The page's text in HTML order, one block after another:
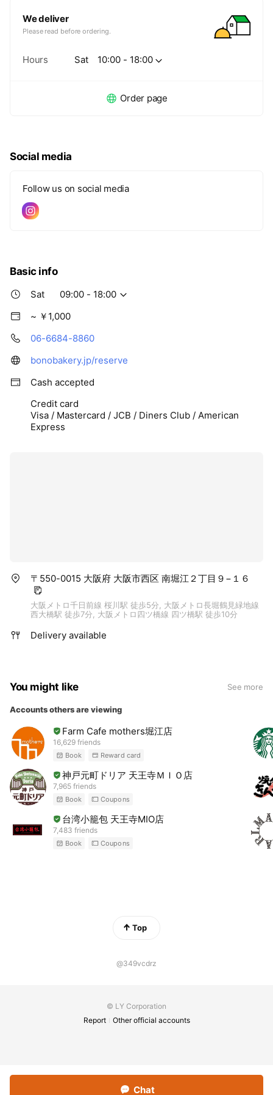
We deliver
Please read before ordering.
Hours Sat 10:00 - 18:00
Order page
Social media
Follow us on social media
Basic info
Sat
09:00 - 18:00
~ ￥1,000
06-6684-8860
bonobakery.jp/reserve
Cash accepted
Credit card
Visa / Mastercard / JCB / Diners Club / American
Express
〒550-0015 大阪府 大阪市西区 南堀江２丁目９−１６
大阪メトロ千日前線 桜川駅 徒歩5分, 大阪メトロ長堀鶴見緑地線
西大橋駅 徒歩7分, 大阪メトロ四ツ橋線 四ツ橋駅 徒歩10分
Delivery available
You might like See more
Accounts others are viewing
Farm Cafe mothers堀江店
16,629 friends
Book Reward card
神戸元町ドリア 天王寺ＭＩＯ店
7,965 friends
Book Coupons
台湾小籠包 天王寺MIO店
7,483 friends
Book Coupons
Top
@349vcdrz
© LY Corporation
Report
Other official accounts
Chat